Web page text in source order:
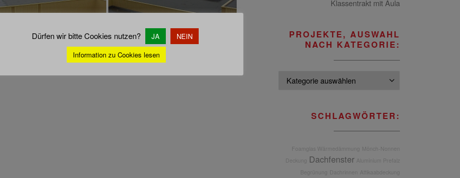
EINE SLIDESHOW]
Klassentrakt mit Aula
PROJEKTE, AUSWAHL
NACH KATEGORIE:
SCHLAGWÖRTER:
Foamglas Wärmedämmung Mönch-Nonnen
Deckung Dachfenster Aluminium Prefalz
Begrünung Dachrinnen Attikaabdeckung
Dürfen wir bitte Cookies nutzen? JA
NEIN
Information zu Cookies lesen